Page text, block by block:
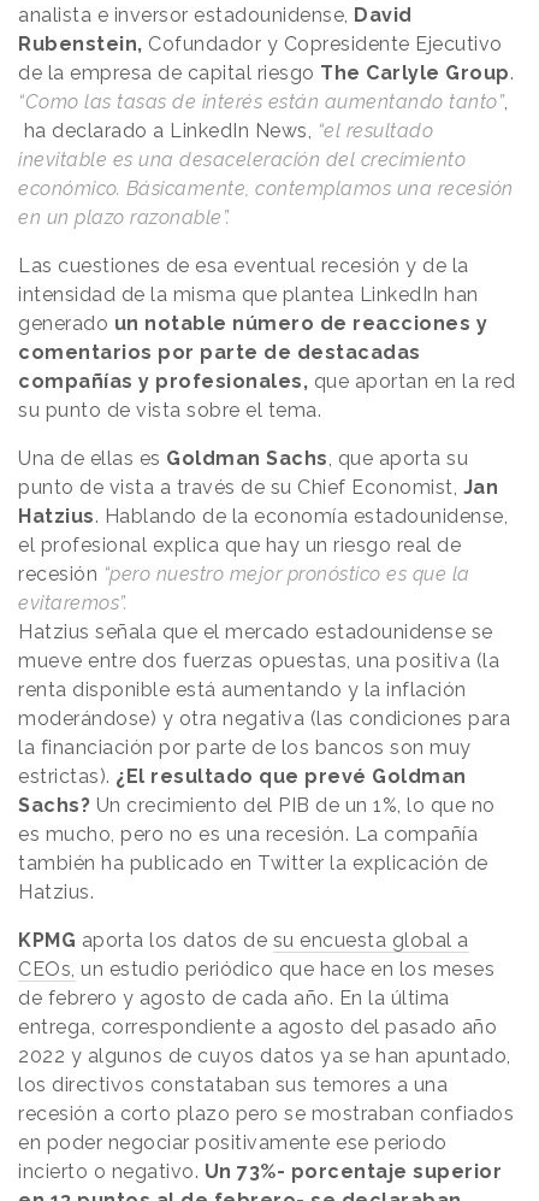
analista e inversor estadounidense, David
Rubenstein, Cofundador y Copresidente Ejecutivo
de la empresa de capital riesgo The Carlyle Group.
“Como las tasas de interés están aumentando tanto”,
ha declarado a LinkedIn News, “el resultado
inevitable es una desaceleración del crecimiento
económico. Básicamente, contemplamos una recesión
en un plazo razonable”.
Las cuestiones de esa eventual recesión y de la
intensidad de la misma que plantea LinkedIn han
generado un notable número de reacciones y
comentarios por parte de destacadas
compañías y profesionales, que aportan en la red
su punto de vista sobre el tema.
Una de ellas es Goldman Sachs, que aporta su
punto de vista a través de su Chief Economist, Jan
Hatzius. Hablando de la economía estadounidense,
el profesional explica que hay un riesgo real de
recesión “pero nuestro mejor pronóstico es que la
evitaremos”.
Hatzius señala que el mercado estadounidense se
mueve entre dos fuerzas opuestas, una positiva (la
renta disponible está aumentando y la inflación
moderándose) y otra negativa (las condiciones para
la financiación por parte de los bancos son muy
estrictas). ¿El resultado que prevé Goldman
Sachs? Un crecimiento del PIB de un 1%, lo que no
es mucho, pero no es una recesión. La compañía
también ha publicado en Twitter la explicación de
Hatzius.
KPMG aporta los datos de su encuesta global a
CEOs, un estudio periódico que hace en los meses
de febrero y agosto de cada año. En la última
entrega, correspondiente a agosto del pasado año
2022 y algunos de cuyos datos ya se han apuntado,
los directivos constataban sus temores a una
recesión a corto plazo pero se mostraban confiados
en poder negociar positivamente ese periodo
incierto o negativo. Un 73%- porcentaje superior